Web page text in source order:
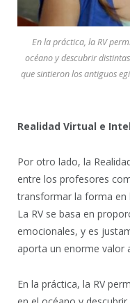
En la práctica, la RV
océano y descubrir
que sintieron los antiguos
Realidad Virtual e
Por otro lado, la
entre los profesores
transformar la forma en
La RV se basa en
emocionales, y es
aporta un enorme valor
En la práctica, la RV